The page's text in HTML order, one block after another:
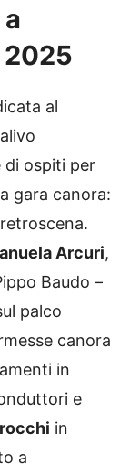
2025
al
di ospiti per
gara canora:
Arcuri,
Baudo –
palco
canora
in
e
in
a